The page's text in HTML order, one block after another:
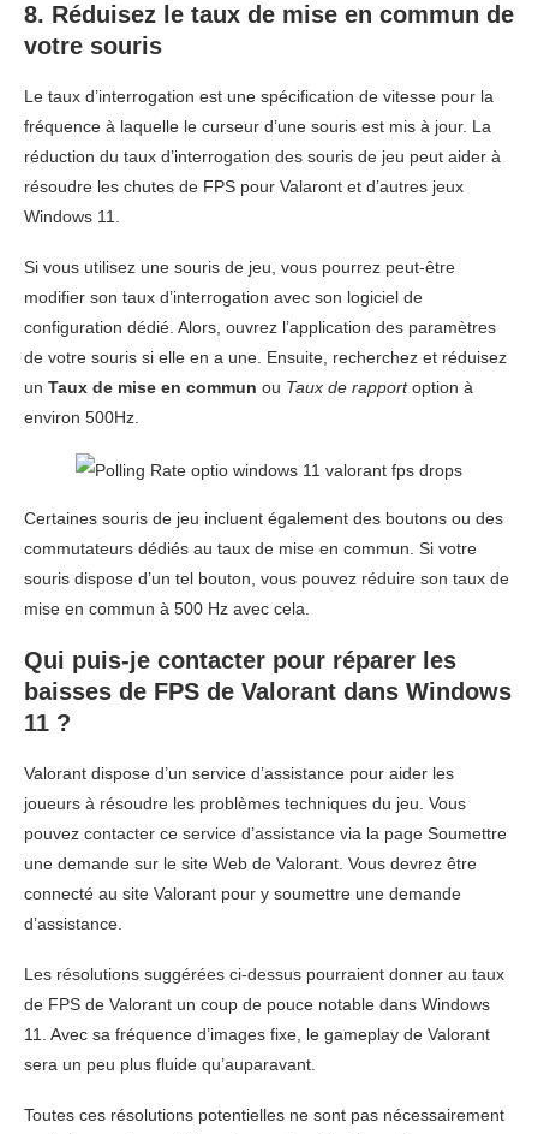
8. Réduisez le taux de mise en commun de
votre souris
Le taux d’interrogation est une spécification de vitesse pour la
fréquence à laquelle le curseur d’une souris est mis à jour. La
réduction du taux d’interrogation des souris de jeu peut aider à
résoudre les chutes de FPS pour Valaront et d’autres jeux
Windows 11.
Si vous utilisez une souris de jeu, vous pourrez peut-être
modifier son taux d’interrogation avec son logiciel de
configuration dédié. Alors, ouvrez l’application des paramètres
de votre souris si elle en a une. Ensuite, recherchez et réduisez
un Taux de mise en commun ou Taux de rapportoption à
environ 500Hz.
Certaines souris de jeu incluent également des boutons ou des
commutateurs dédiés au taux de mise en commun. Si votre
souris dispose d’un tel bouton, vous pouvez réduire son taux de
mise en commun à 500 Hz avec cela.
Qui puis-je contacter pour réparer les
baisses de FPS de Valorant dans Windows
11 ?
Valorant dispose d’un service d’assistance pour aider les
joueurs à résoudre les problèmes techniques du jeu. Vous
pouvez contacter ce service d’assistance via la page Soumettre
une demande sur le site Web de Valorant. Vous devrez être
connecté au site Valorant pour y soumettre une demande
d’assistance.
Les résolutions suggérées ci-dessus pourraient donner au taux
de FPS de Valorant un coup de pouce notable dans Windows
11. Avec sa fréquence d’images fixe, le gameplay de Valorant
sera un peu plus fluide qu’auparavant.
Toutes ces résolutions potentielles ne sont pas nécessairement